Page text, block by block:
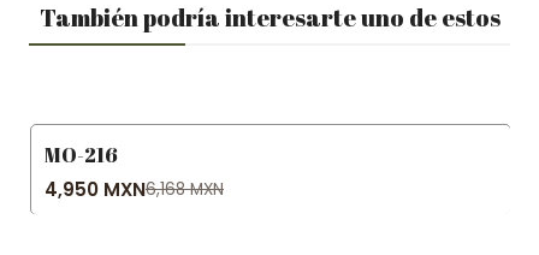
También podría interesarte uno de estos
-20% OFF
MO-216
4,950 MXN6,168 MXN